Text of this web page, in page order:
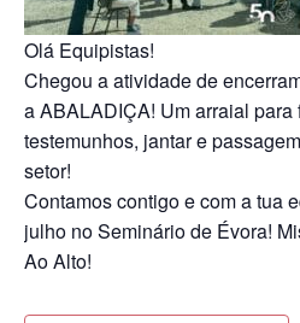
Olá Equipistas!
Chegou a atividade de
a ABALADIÇA! Um arraial para
testemunhos, jantar e
setor!
Contamos contigo e com a tua
julho no Seminário de Évora!
Ao Alto!